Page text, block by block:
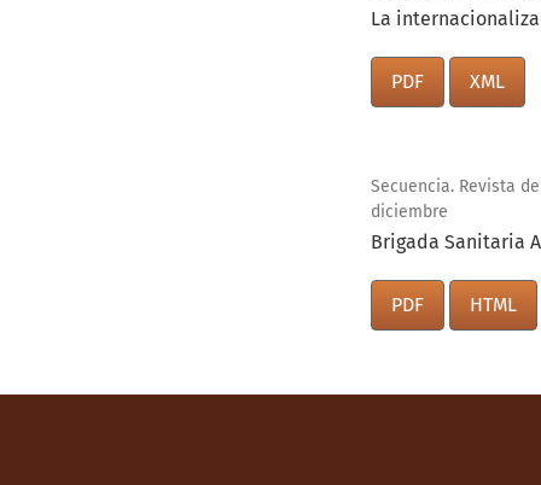
La
PDF XML
Secuencia. Revista
diciembre
Brigada Sanitaria
PDF HTML